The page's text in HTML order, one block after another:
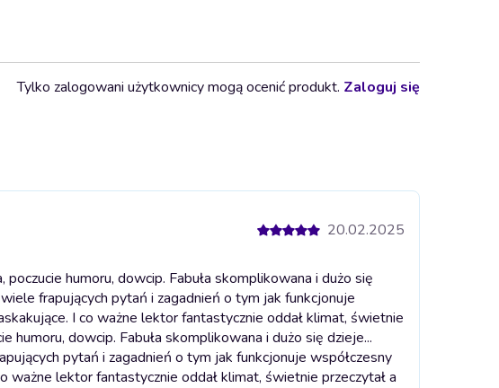
Tylko zalogowani użytkownicy mogą ocenić produkt. Zaloguj się
20.02.2025
humoru, dowcip. Fabuła skomplikowana i dużo się
frapujących pytań i zagadnień o tym jak funkcjonuje
I co ważne lektor fantastycznie oddał klimat, świetnie
humoru, dowcip. Fabuła skomplikowana i dużo się dzieje...
pytań i zagadnień o tym jak funkcjonuje współczesny
lektor fantastycznie oddał klimat, świetnie przeczytał a